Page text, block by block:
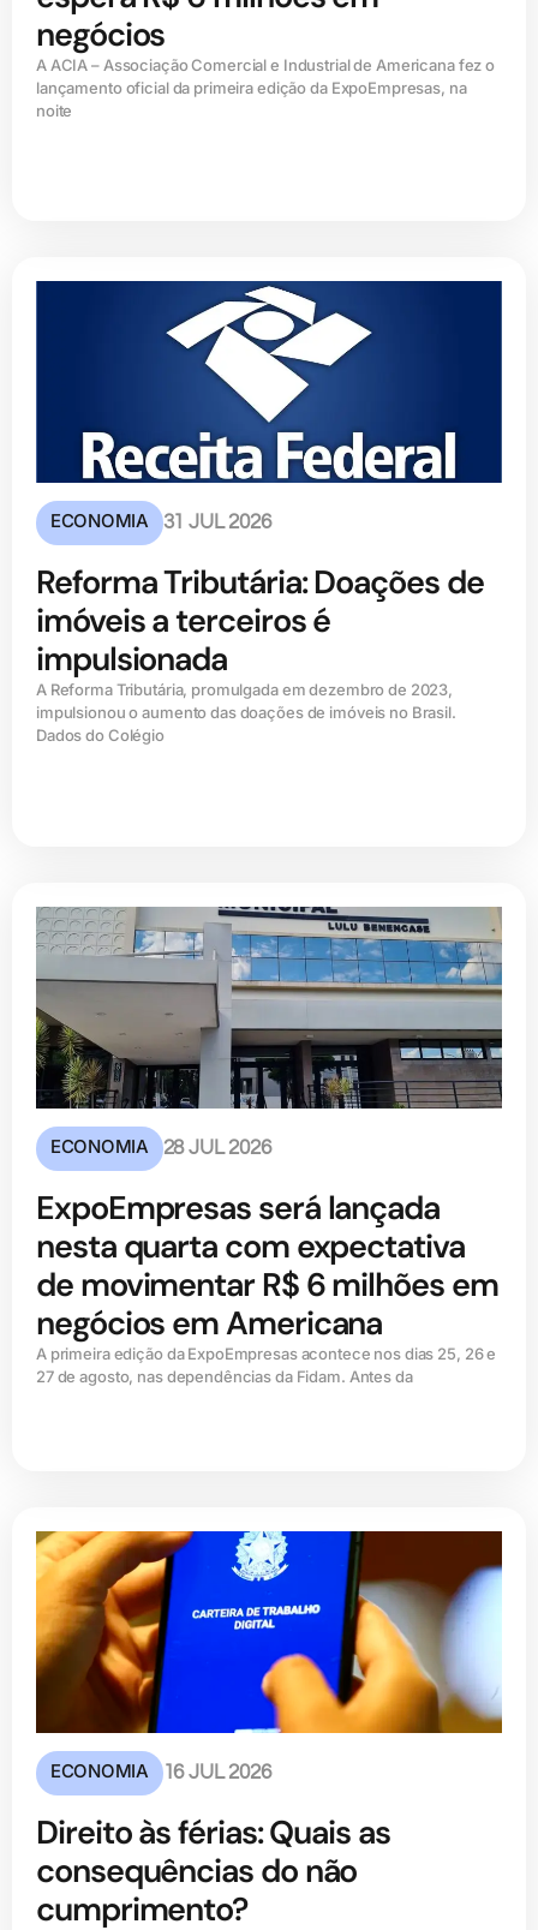
negócios
A ACIA – Associação Comercial e Industrial de Americana fez o
lançamento oficial da primeira edição da ExpoEmpresas, na
noite
ECONOMIA 31 JUL 2026
Reforma Tributária: Doações de
imóveis a terceiros é
impulsionada
A Reforma Tributária, promulgada em dezembro de 2023,
impulsionou o aumento das doações de imóveis no Brasil.
Dados do Colégio
ECONOMIA 28 JUL 2026
ExpoEmpresas será lançada
nesta quarta com expectativa
de movimentar R$ 6 milhões em
negócios em Americana
A primeira edição da ExpoEmpresas acontece nos dias 25, 26 e
27 de agosto, nas dependências da Fidam. Antes da
ECONOMIA 16 JUL 2026
Direito às férias: Quais as
consequências do não
cumprimento?